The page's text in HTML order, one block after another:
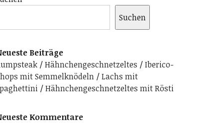
Suchen
Beiträge
Hähnchengeschnetzeltes
Iberico-
mit Semmelknödeln
Lachs mit
Hähnchengeschnetzeltes mit Rösti
Kommentare